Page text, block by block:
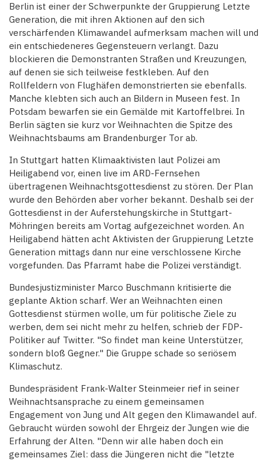
Berlin ist einer der Schwerpunkte der Gruppierung Letzte
Generation, die mit ihren Aktionen auf den sich
verschärfenden Klimawandel aufmerksam machen will und
ein entschiedeneres Gegensteuern verlangt. Dazu
blockieren die Demonstranten Straßen und Kreuzungen,
auf denen sie sich teilweise festkleben. Auf den
Rollfeldern von Flughäfen demonstrierten sie ebenfalls.
Manche klebten sich auch an Bildern in Museen fest. In
Potsdam bewarfen sie ein Gemälde mit Kartoffelbrei. In
Berlin sägten sie kurz vor Weihnachten die Spitze des
Weihnachtsbaums am Brandenburger Tor ab.
In Stuttgart hatten Klimaaktivisten laut Polizei am
Heiligabend vor, einen live im ARD-Fernsehen
übertragenen Weihnachtsgottesdienst zu stören. Der Plan
wurde den Behörden aber vorher bekannt. Deshalb sei der
Gottesdienst in der Auferstehungskirche in Stuttgart-
Möhringen bereits am Vortag aufgezeichnet worden. An
Heiligabend hätten acht Aktivisten der Gruppierung Letzte
Generation mittags dann nur eine verschlossene Kirche
vorgefunden. Das Pfarramt habe die Polizei verständigt.
Bundesjustizminister Marco Buschmann kritisierte die
geplante Aktion scharf. Wer an Weihnachten einen
Gottesdienst stürmen wolle, um für politische Ziele zu
werben, dem sei nicht mehr zu helfen, schrieb der FDP-
Politiker auf Twitter. "So findet man keine Unterstützer,
sondern bloß Gegner." Die Gruppe schade so seriösem
Klimaschutz.
Bundespräsident Frank-Walter Steinmeier rief in seiner
Weihnachtsansprache zu einem gemeinsamen
Engagement von Jung und Alt gegen den Klimawandel auf.
Gebraucht würden sowohl der Ehrgeiz der Jungen wie die
Erfahrung der Alten. "Denn wir alle haben doch ein
gemeinsames Ziel: dass die Jüngeren nicht die "letzte